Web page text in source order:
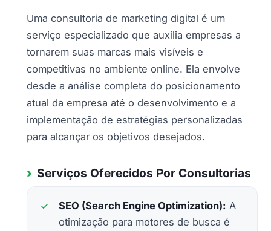
Uma consultoria de marketing digital é um
serviço especializado que auxilia empresas a
tornarem suas marcas mais visíveis e
competitivas no ambiente online. Ela envolve
desde a análise completa do posicionamento
atual da empresa até o desenvolvimento e a
implementação de estratégias personalizadas
para alcançar os objetivos desejados.
Serviços Oferecidos Por Consultorias
SEO (Search Engine Optimization): A
otimização para motores de busca é